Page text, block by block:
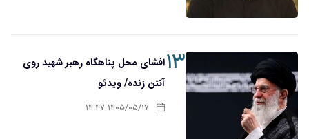
۱۳افشای محل پناهگاه‌ رهبر شهید روی
آنتن زنده/ ویدئو
۱۴۰۵/۰۵/۱۷ ۱۴:۴۷